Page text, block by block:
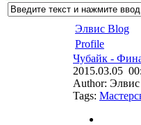
Элвис Blog
Profile
Чубайк -
2015.03.05
Author: Элвис
Tags: